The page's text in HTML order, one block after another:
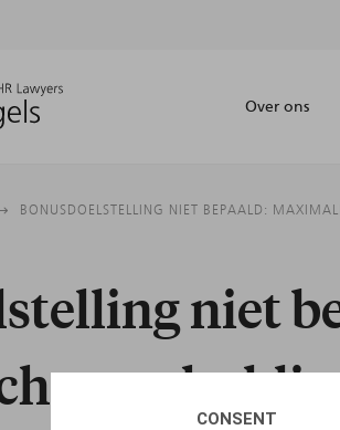
CONSENT
Over ons
BONUSDOELSTELLING NIET BEPAALD:
niet